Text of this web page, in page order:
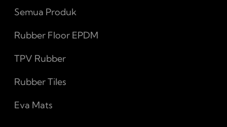
Semua Produk
Rubber Floor EPDM
TPV Rubber
Rubber Tiles
Eva Mats